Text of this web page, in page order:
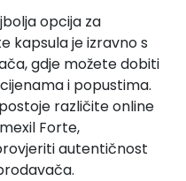
opcija za
kapsula je izravno s
gdje možete dobiti
i popustima.
različite online
Forte,
autentičnost